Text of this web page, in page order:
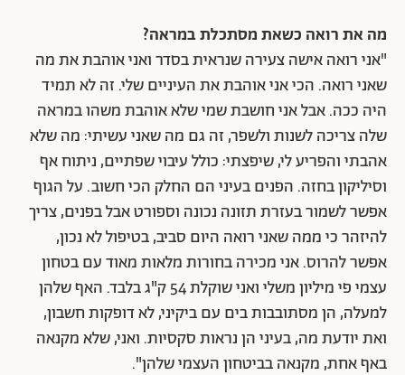
מה את רואה כשאת מסתכלת במראה?
"אני רואה אישה צעירה שנראית בסדר ואני אוהבת את מה
שאני רואה. הכי אני אוהבת את העיניים שלי. זה לא תמיד
היה ככה. אבל אני חושבת שמי שלא אוהבת משהו במראה
שלה צריכה לשנות ולשפר, זה גם מה שאני עשיתי: מה שלא
אהבתי והפריע לי, שיפצתי: כולל עיבוי שפתיים, ניתוח אף
וסיליקון בחזה. הפנים בעיני הם החלק הכי חשוב. על הגוף
אפשר לשמור בעזרת תזונה נכונה וספורט אבל בפנים, צריך
להיזהר כי ממה שאני רואה היום סביב, בטיפול לא נכון,
אפשר להרוס. אני מכירה בחורות מלאות מאוד עם בטחון
עצמי פי מיליון משלי ואני שוקלת 54 ק"ג בלבד. האף שלהן
למעלה, הן מסתובבות בים עם ביקיני, לא דופקות חשבון,
ואת יודעת מה, בעיני הן נראות סקסיות. ואני, שלא מקנאה
באף אחת, מקנאה בביטחון העצמי שלהן".